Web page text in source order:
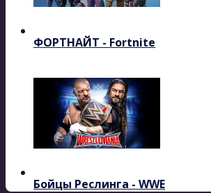
ФОРТНАЙТ - Fortnite
Бойцы Реслинга - WWE